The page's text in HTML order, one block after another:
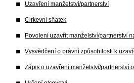
Uzavření manželství/partnerství
Církevní sňatek
Povolení uzavřít manželství/partnerství
Vysvědčení o právní způsobilosti k
Zápis o uzavření manželství/partnerství